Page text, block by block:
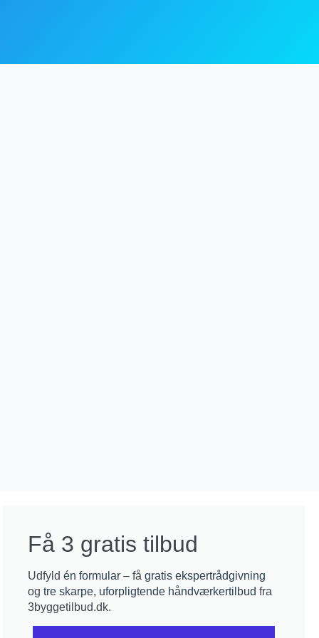
Få 3 gratis tilbud
Udfyldén formular – fågratis ekspertrådgivning
ogtre skarpe, uforpligtende håndværkertilbud fra
3byggetilbud.dk.